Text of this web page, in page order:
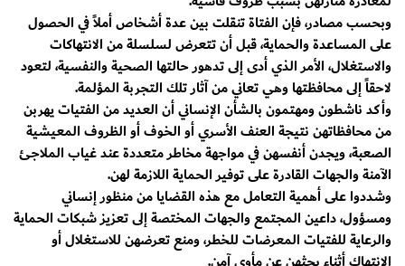
وبحسب مصادر، فإن الفتاة تنقلت بين عدة أشخاص أملاً في الحصول
على المساعدة والحماية، قبل أن تتعرض لسلسلة من الانتهاكات
والاستغلال، الأمر الذي أدى إلى تدهور حالتها الصحية والنفسية، لتعود
لاحقاً إلى محافظتها وهي تعاني من آثار تلك التجربة المؤلمة.
وأكد ناشطون ومهتمون بالشأن الإنساني أن العديد من الفتيات يهربن
من محافظاتهن نتيجة العنف الأسري أو الخوف أو الظروف المعيشية
الصعبة، ويجدن أنفسهن في مواجهة مخاطر متعددة عند غياب الملاجئ
الآمنة والجهات القادرة على توفير الحماية اللازمة لهن.
وشددوا على أهمية التعامل مع هذه القضايا من منظور إنساني
ومسؤول، داعين المجتمع والجهات المختصة إلى تعزيز شبكات الحماية
والرعاية للفتيات المعرضات للخطر، ومنع تعرضهن للاستغلال أو